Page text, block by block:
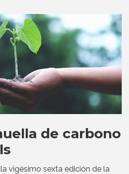
de carbono
vigésimo sexta edición de la